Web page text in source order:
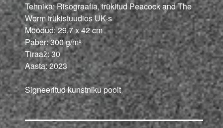
Tehnika: Risograafia, trükitud Peacock and The
Worm trükistuudios UK-s
Mõõdud: 29.7 x 42 cm
Paber: 300 g/m²
Tiraaž: 30
Aasta: 2023
Signeeritud kunstniku poolt